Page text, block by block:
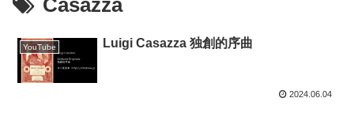
Casazza
YouTube Luigi Casazza 独創的序曲
2024.06.04